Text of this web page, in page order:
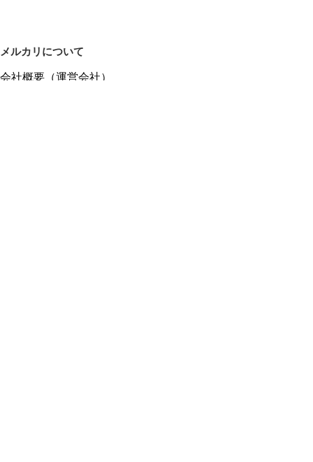
メルカリについて
会社概要（運営会社）